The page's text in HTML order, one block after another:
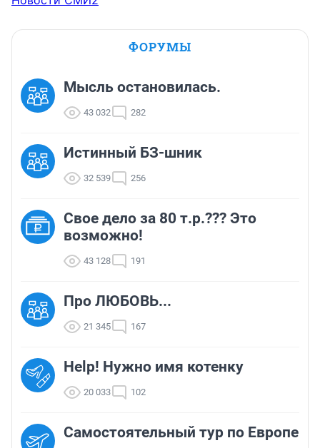
ФОРУМЫ
Мысль остановилась.
43 032 282
Истинный БЗ-шник
32 539 256
Свое дело за 80 т.р.??? Это
возможно!
43 128 191
Про ЛЮБОВЬ...
21 345 167
Help! Нужно имя котенку
20 033 102
Самостоятельный тур по Европе